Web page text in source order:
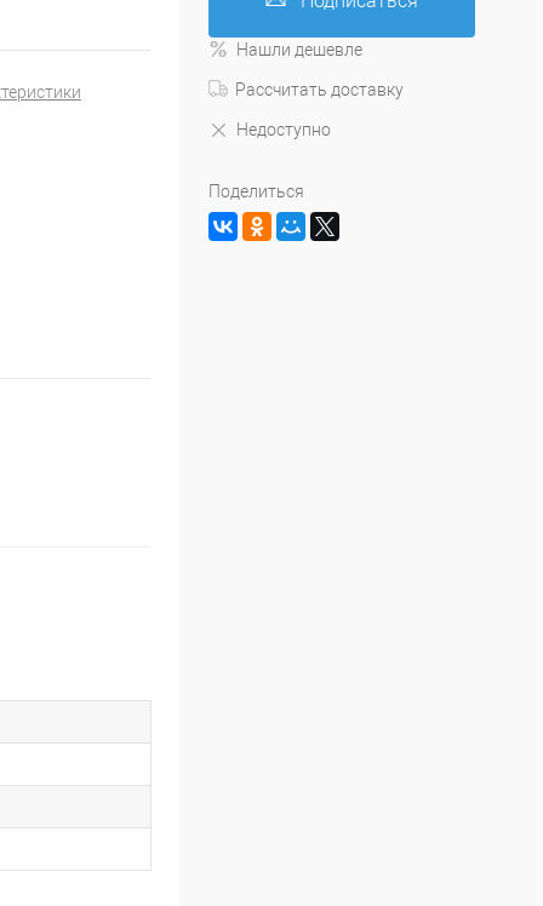
Нашли дешевле
Рассчитать доставку
Недоступно
Поделиться